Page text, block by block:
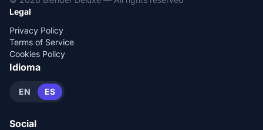
Legal
Privacy Policy
Terms of Service
Cookies Policy
Idioma
EN ES
Social